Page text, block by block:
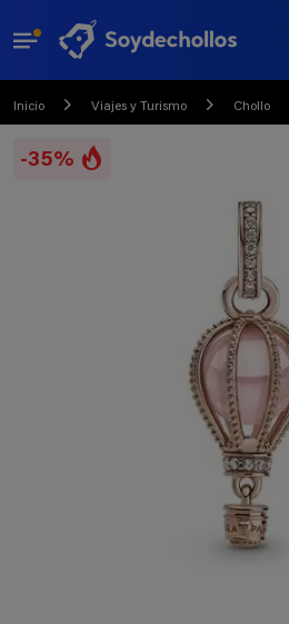
Inicio Viajes y Turismo Chollo
-35%